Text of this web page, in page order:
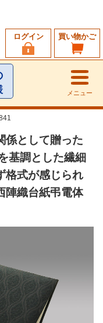
買い物かご
ログイン
メニュー
係として贈った
基調とした繊細
格式が感じられ
陣織台紙弔電体